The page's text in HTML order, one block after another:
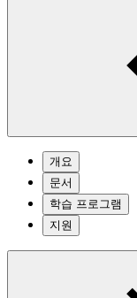
개요
문서
학습 프로그램
지원